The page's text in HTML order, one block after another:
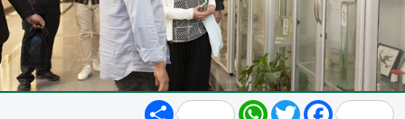
Share WhatsApp
TwitterFacebook